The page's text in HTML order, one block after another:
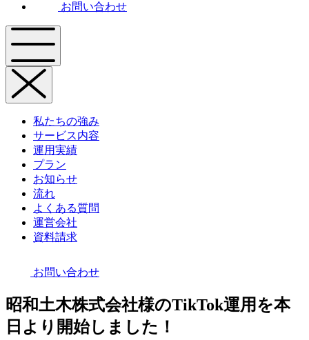
お問い合わせ
私たちの強み
サービス内容
運用実績
プラン
お知らせ
流れ
よくある質問
運営会社
資料請求
お問い合わせ
昭和土木株式会社様のTikTok運用を本
日より開始しました！